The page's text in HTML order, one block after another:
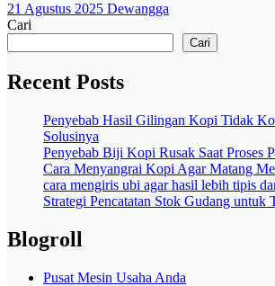
21 Agustus 2025 Dewangga
Cari
Cari
Recent Posts
Penyebab Hasil Gilingan Kopi Tidak
Solusinya
Penyebab Biji Kopi Rusak Saat Proses
Cara Menyangrai Kopi Agar Matang
cara mengiris ubi agar hasil lebih tipis
Strategi Pencatatan Stok Gudang untuk
Blogroll
Pusat Mesin Usaha Anda